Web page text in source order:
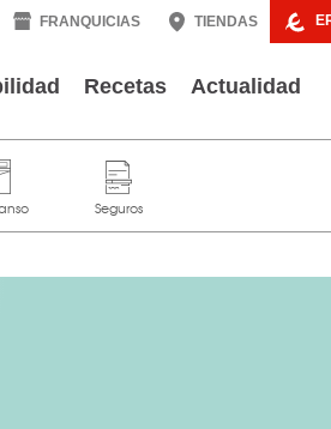
FRANQUICIAS TIENDAS
Recetas Actualidad